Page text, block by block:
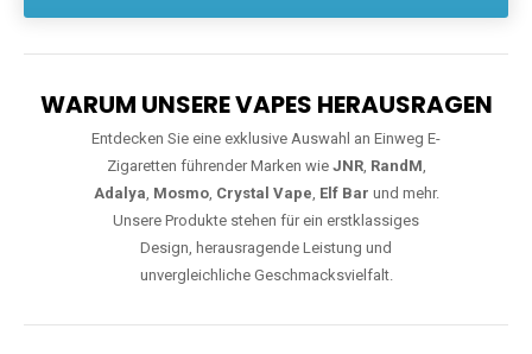
WARUM UNSERE VAPES HERAUSRAGEN
Entdecken Sie eine exklusive Auswahl an Einweg E-
Zigaretten führender Marken wie JNR, RandM,
Adalya, Mosmo, Crystal Vape, Elf Bar und mehr.
Unsere Produkte stehen für ein erstklassiges
Design, herausragende Leistung und
unvergleichliche Geschmacksvielfalt.